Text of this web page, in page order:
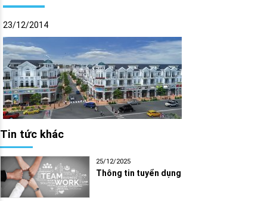
23/12/2014
Tin tức khác
25/12/2025
Thông tin tuyển dụng